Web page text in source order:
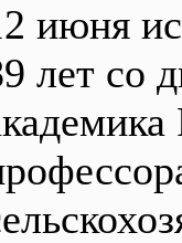
июня
лет со